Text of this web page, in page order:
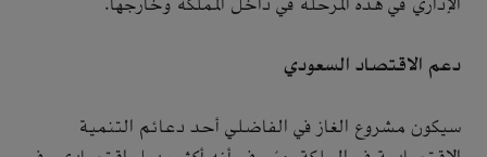
الإداري في هذه المرحلة في داخل المملكة وخارجها.
دعم الاقتصاد السعودي
سيكون مشروع الغاز في الفاضلي أحد دعائم التنمية